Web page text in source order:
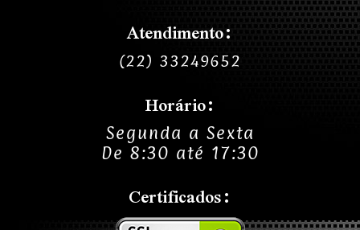
Atendimento:
(22) 33249652
Horário:
Segunda a Sexta
De 8:30 até 17:30
Certificados: